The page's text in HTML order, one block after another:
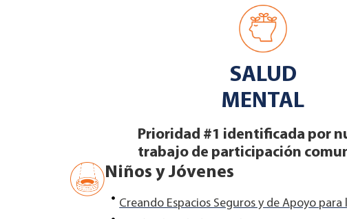
SALUD
MENTAL
Prioridad #1 identificada por
trabajo de participación
Niños y Jóvenes
Creando Espacios Seguros y de Apoyo para